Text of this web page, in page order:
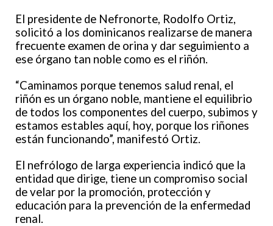
El presidente de Nefronorte, Rodolfo Ortiz,
solicitó a los dominicanos realizarse de manera
frecuente examen de orina y dar seguimiento a
ese órgano tan noble como es el riñón.
“Caminamos porque tenemos salud renal, el
riñón es un órgano noble, mantiene el equilibrio
de todos los componentes del cuerpo, subimos y
estamos estables aquí, hoy, porque los riñones
están funcionando”, manifestó Ortiz.
El nefrólogo de larga experiencia indicó que la
entidad que dirige, tiene un compromiso social
de velar por la promoción, protección y
educación para la prevención de la enfermedad
renal.